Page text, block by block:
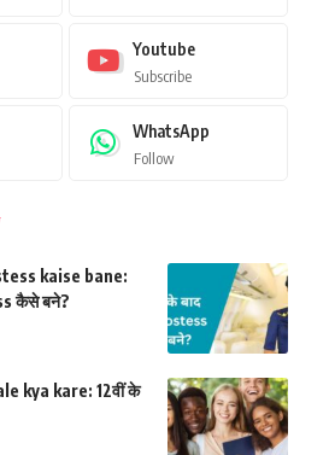
Youtube
Subscribe
WhatsApp
Follow
kaise bane:
कैसे बने?
kya kare: 12वीं के